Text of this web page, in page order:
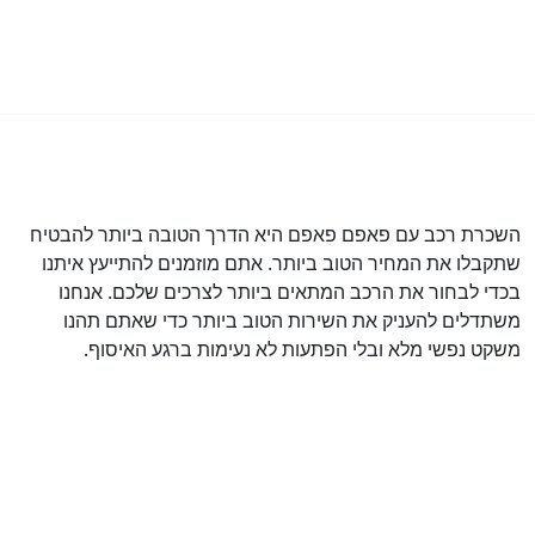
השכרת רכב עם פאפם פאפם היא הדרך הטובה ביותר להבטיח
שתקבלו את המחיר הטוב ביותר. אתם מוזמנים להתייעץ איתנו
בכדי לבחור את הרכב המתאים ביותר לצרכים שלכם. אנחנו
משתדלים להעניק את השירות הטוב ביותר כדי שאתם תהנו
משקט נפשי מלא ובלי הפתעות לא נעימות ברגע האיסוף.